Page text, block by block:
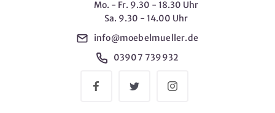
Mo. - Fr. 9.30 - 18.30 Uhr
Sa. 9.30 - 14.00 Uhr
info@moebelmueller.de
03907 739932